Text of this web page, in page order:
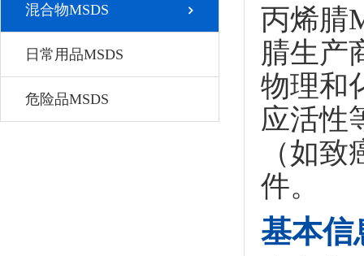
混合物MSDS
日常用品MSDS
危险品MSDS
丙烯腈
腈生产
物理和
应活性
（如
件。
基本信